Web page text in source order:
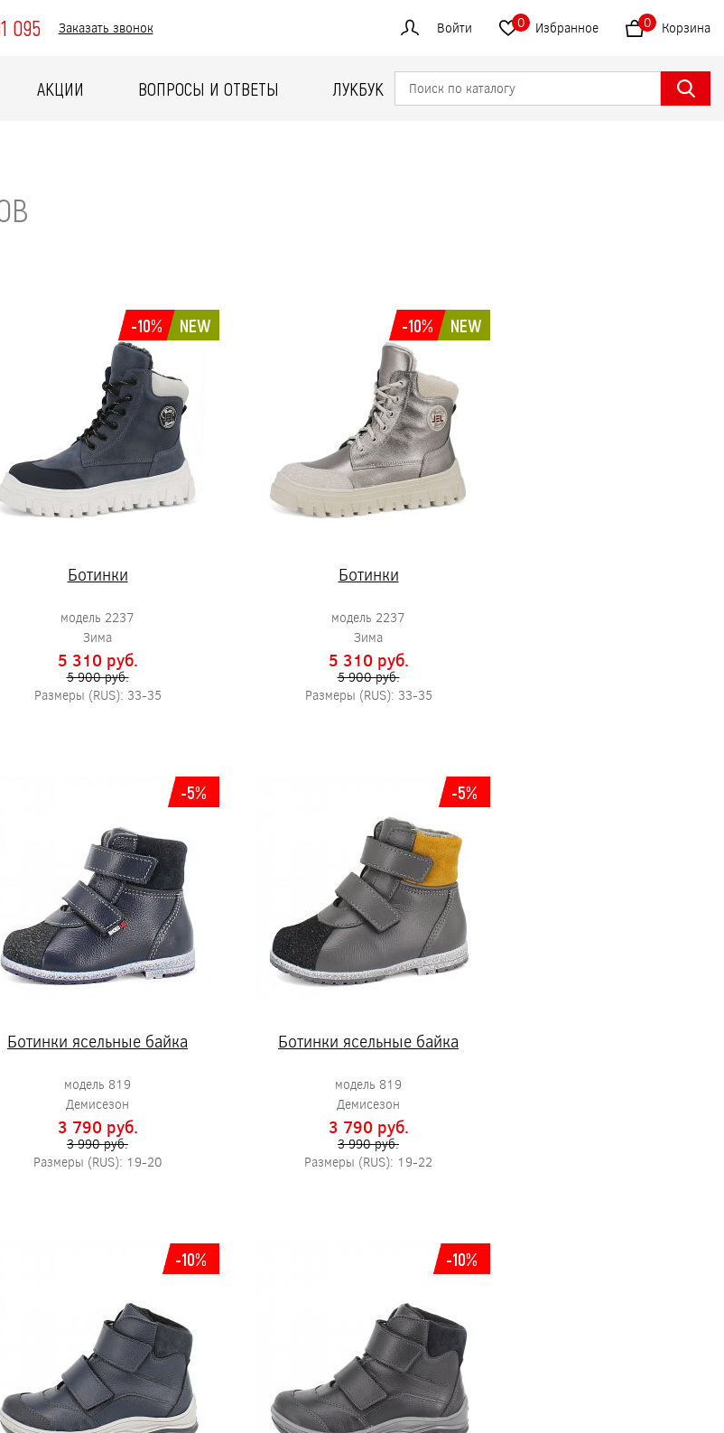
095 Заказать звонок Войти Избранное
0 Корзина
0
АКЦИИ ВОПРОСЫ И ОТВЕТЫ ЛУКБУК
-10% NEW
Ботинки
модель 2237
Зима
5 310 pуб.
5 900 pуб.
Размеры (RUS): 33-35
-10% NEW
Ботинки
модель 2237
Зима
5 310 pуб.
5 900 pуб.
Размеры (RUS): 33-35
-5%
Ботинки ясельные байка
модель 819
Демисезон
3 790 pуб.
3 990 pуб.
Размеры (RUS): 19-20
-5%
Ботинки ясельные байка
модель 819
Демисезон
3 790 pуб.
3 990 pуб.
Размеры (RUS): 19-22
-10% -10%